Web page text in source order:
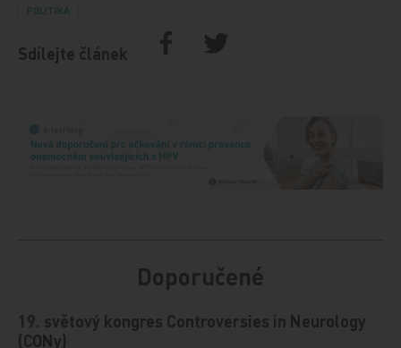
POLITIKA
Sdílejte článek
Doporučené
19. světový kongres Controversies in Neurology
(CONy)